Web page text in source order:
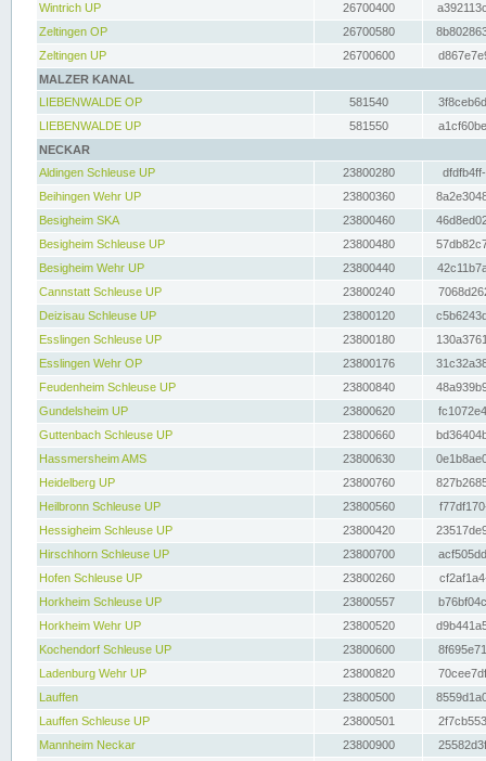
Wintrich UP
26700400
Zeltingen OP
26700580
Zeltingen UP
26700600
MALZER KANAL
LIEBENWALDE OP
581540
LIEBENWALDE UP
581550
NECKAR
Aldingen Schleuse UP
23800280
Beihingen Wehr UP
23800360
Besigheim SKA
23800460
Besigheim Schleuse UP
23800480
Besigheim Wehr UP
23800440
Cannstatt Schleuse UP
23800240
Deizisau Schleuse UP
23800120
Esslingen Schleuse UP
23800180
Esslingen Wehr OP
23800176
Feudenheim Schleuse UP
23800840
Gundelsheim UP
23800620
Guttenbach Schleuse UP
23800660
Hassmersheim AMS
23800630
Heidelberg UP
23800760
Heilbronn Schleuse UP
23800560
Hessigheim Schleuse UP
23800420
Hirschhorn Schleuse UP
23800700
Hofen Schleuse UP
23800260
Horkheim Schleuse UP
23800557
Horkheim Wehr UP
23800520
Kochendorf Schleuse UP
23800600
Ladenburg Wehr UP
23800820
Lauffen
23800500
Lauffen Schleuse UP
23800501
Mannheim Neckar
23800900